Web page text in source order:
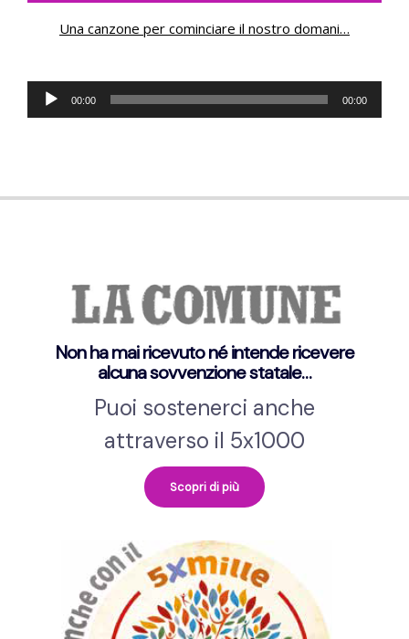
Una canzone per cominciare il nostro domani…
Audio
Player
00:00 00:00
Non ha mai ricevuto né intende ricevere
alcuna sovvenzione statale…
Puoi sostenerci anche
attraverso il 5x1000
Scopri di più